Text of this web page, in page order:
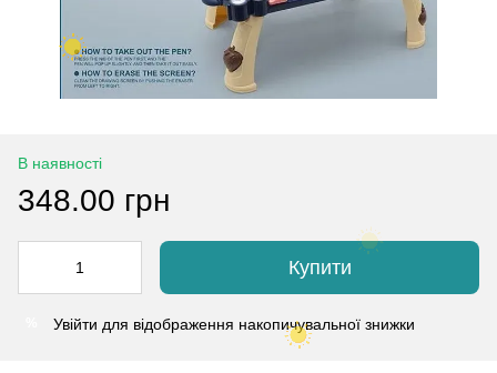
В наявності
348.00 грн
Купити
Увійти для відображення накопичувальної знижки